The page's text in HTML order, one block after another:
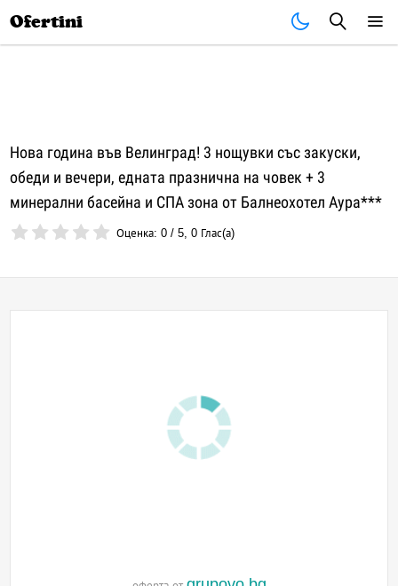
Ofertini
Нова година във Велинград! 3 нощувки със закуски,
обеди и вечери, едната празнична на човек + 3
минерални басейна и СПА зона от Балнеохотел Аура***
Оценка:0 /5,0 Глас(а)